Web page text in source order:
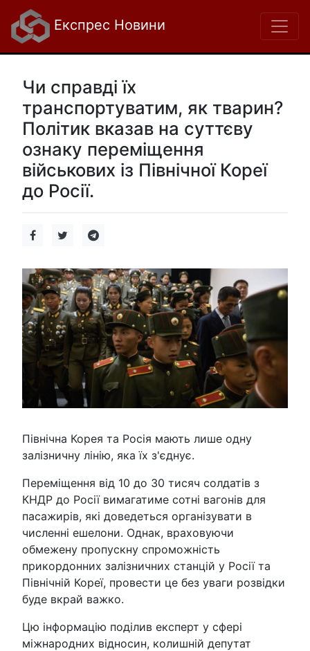
Експрес Новини
Чи справді їх
транспортуватим, як тварин?
Політик вказав на суттєву
ознаку переміщення
військових із Північної Кореї
до Росії.
Північна Корея та Росія мають лише одну
залізничну лінію, яка їх з'єднує.
Переміщення від 10 до 30 тисяч солдатів з
КНДР до Росії вимагатиме сотні вагонів для
пасажирів, які доведеться організувати в
численні ешелони. Однак, враховуючи
обмежену пропускну спроможність
прикордонних залізничних станцій у Росії та
Північній Кореї, провести це без уваги розвідки
буде вкрай важко.
Цю інформацію поділив експерт у сфері
міжнародних відносин, колишній депутат